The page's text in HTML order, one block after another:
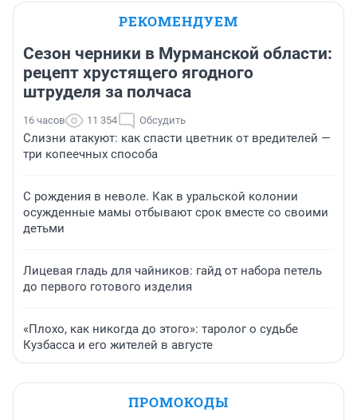
РЕКОМЕНДУЕМ
Сезон черники в Мурманской области:
рецепт хрустящего ягодного
штруделя за полчаса
16 часов 11 354 Обсудить
Слизни атакуют: как спасти цветник от вредителей —
три копеечных способа
С рождения в неволе. Как в уральской колонии
осужденные мамы отбывают срок вместе со своими
детьми
Лицевая гладь для чайников: гайд от набора петель
до первого готового изделия
«Плохо, как никогда до этого»: таролог о судьбе
Кузбасса и его жителей в августе
ПРОМОКОДЫ